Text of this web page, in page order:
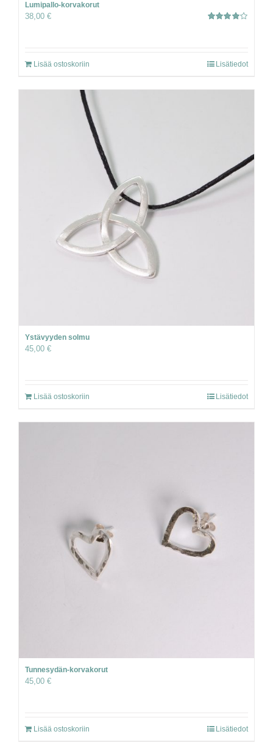
Lumipallo-korvakorut
38,00 €
Lisää ostoskoriin Lisätiedot
Ystävyyden solmu
45,00 €
Lisää ostoskoriin Lisätiedot
Tunnesydän-korvakorut
45,00 €
Lisää ostoskoriin Lisätiedot